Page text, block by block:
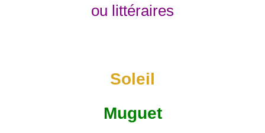
ou littéraires
Soleil
Muguet